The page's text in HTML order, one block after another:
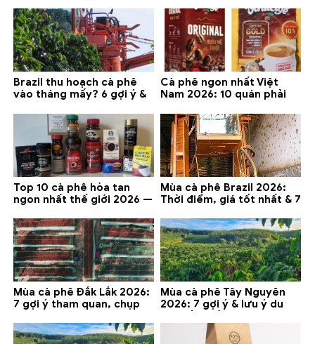
Brazil thu hoạch cà phê
vào tháng mấy? 6 gợi ý &
Cà phê ngon nhất Việt
Nam 2026: 10 quán phải
Lạt
Top 10 cà phê hòa tan
ngon nhất thế giới 2026 —
Mùa cà phê Brazil 2026:
Thời điểm, giá tốt nhất & 7
Mùa cà phê Đắk Lắk 2026:
7 gợi ý tham quan, chụp
Mùa cà phê Tây Nguyên
2026: 7 gợi ý & lưu ý du